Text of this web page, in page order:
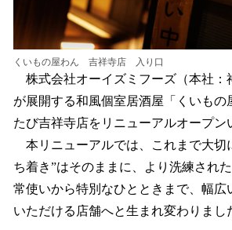
くいもの屋わん 吉祥寺店 入り口
株式会社オーイズミフーズ（本社：
が展開する和風個室居酒屋「くいもの
たび吉祥寺店をリニューアルオープン
本リニューアルでは、これまで大切
ち着き”はそのままに、より洗練され
常使いから特別なひとときまで、幅広
いただける店舗へと生まれ変わりまし